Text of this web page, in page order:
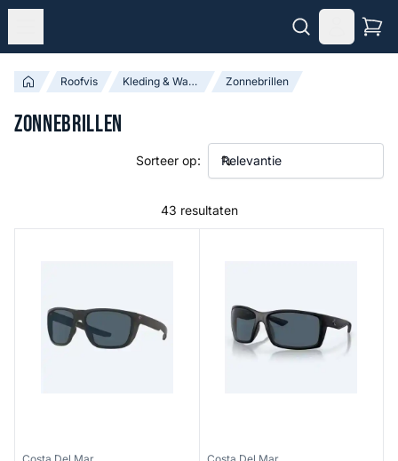
Roofvis Kleding & Waadpakken Zonnebrillen
Zonnebrillen
43 resultaten
Sorteer op: